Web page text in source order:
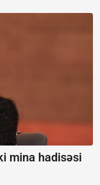
mina hadisəsi